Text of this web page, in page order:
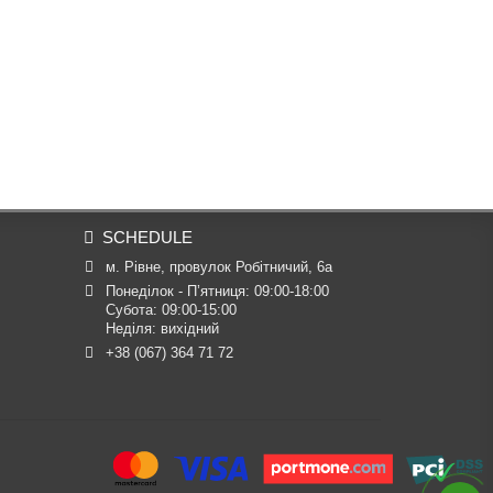
SCHEDULE
м. Рівне, провулок Робітничий, 6а
Понеділок - П’ятниця: 09:00-18:00
Субота: 09:00-15:00
Неділя: вихідний
+38 (067) 364 71 72